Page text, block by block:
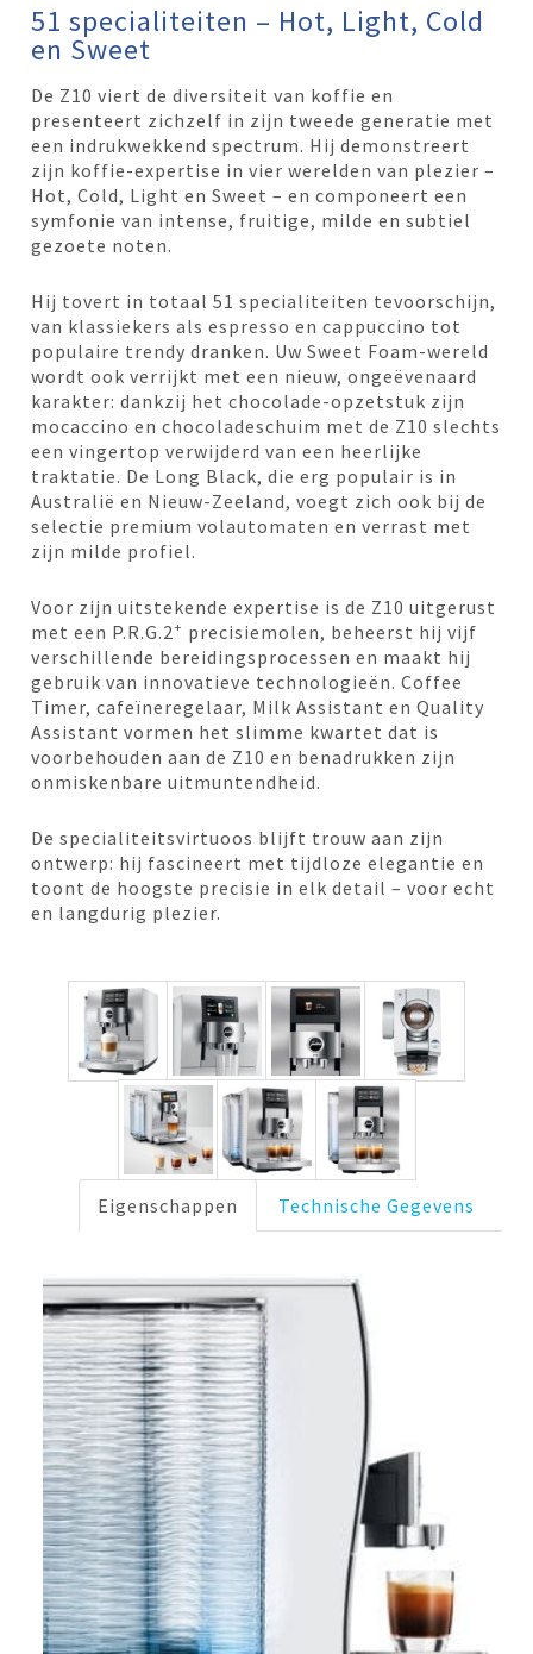
51 specialiteiten – Hot, Light, Cold
en Sweet
De Z10 viert de diversiteit van koffie en
presenteert zichzelf in zijn tweede generatie met
een indrukwekkend spectrum. Hij demonstreert
zijn koffie-expertise in vier werelden van plezier –
Hot, Cold, Light en Sweet – en componeert een
symfonie van intense, fruitige, milde en subtiel
gezoete noten.
Hij tovert in totaal 51 specialiteiten tevoorschijn,
van klassiekers als espresso en cappuccino tot
populaire trendy dranken. Uw Sweet Foam-wereld
wordt ook verrijkt met een nieuw, ongeëvenaard
karakter: dankzij het chocolade-opzetstuk zijn
mocaccino en chocoladeschuim met de Z10 slechts
een vingertop verwijderd van een heerlijke
traktatie. De Long Black, die erg populair is in
Australië en Nieuw-Zeeland, voegt zich ook bij de
selectie premium volautomaten en verrast met
zijn milde profiel.
Voor zijn uitstekende expertise is de Z10 uitgerust
met een P.R.G.2+ precisiemolen, beheerst hij vijf
verschillende bereidingsprocessen en maakt hij
gebruik van innovatieve technologieën. Coffee
Timer, cafeïneregelaar, Milk Assistant en Quality
Assistant vormen het slimme kwartet dat is
voorbehouden aan de Z10 en benadrukken zijn
onmiskenbare uitmuntendheid.
De specialiteitsvirtuoos blijft trouw aan zijn
ontwerp: hij fascineert met tijdloze elegantie en
toont de hoogste precisie in elk detail – voor echt
en langdurig plezier.
Eigenschappen Technische Gegevens